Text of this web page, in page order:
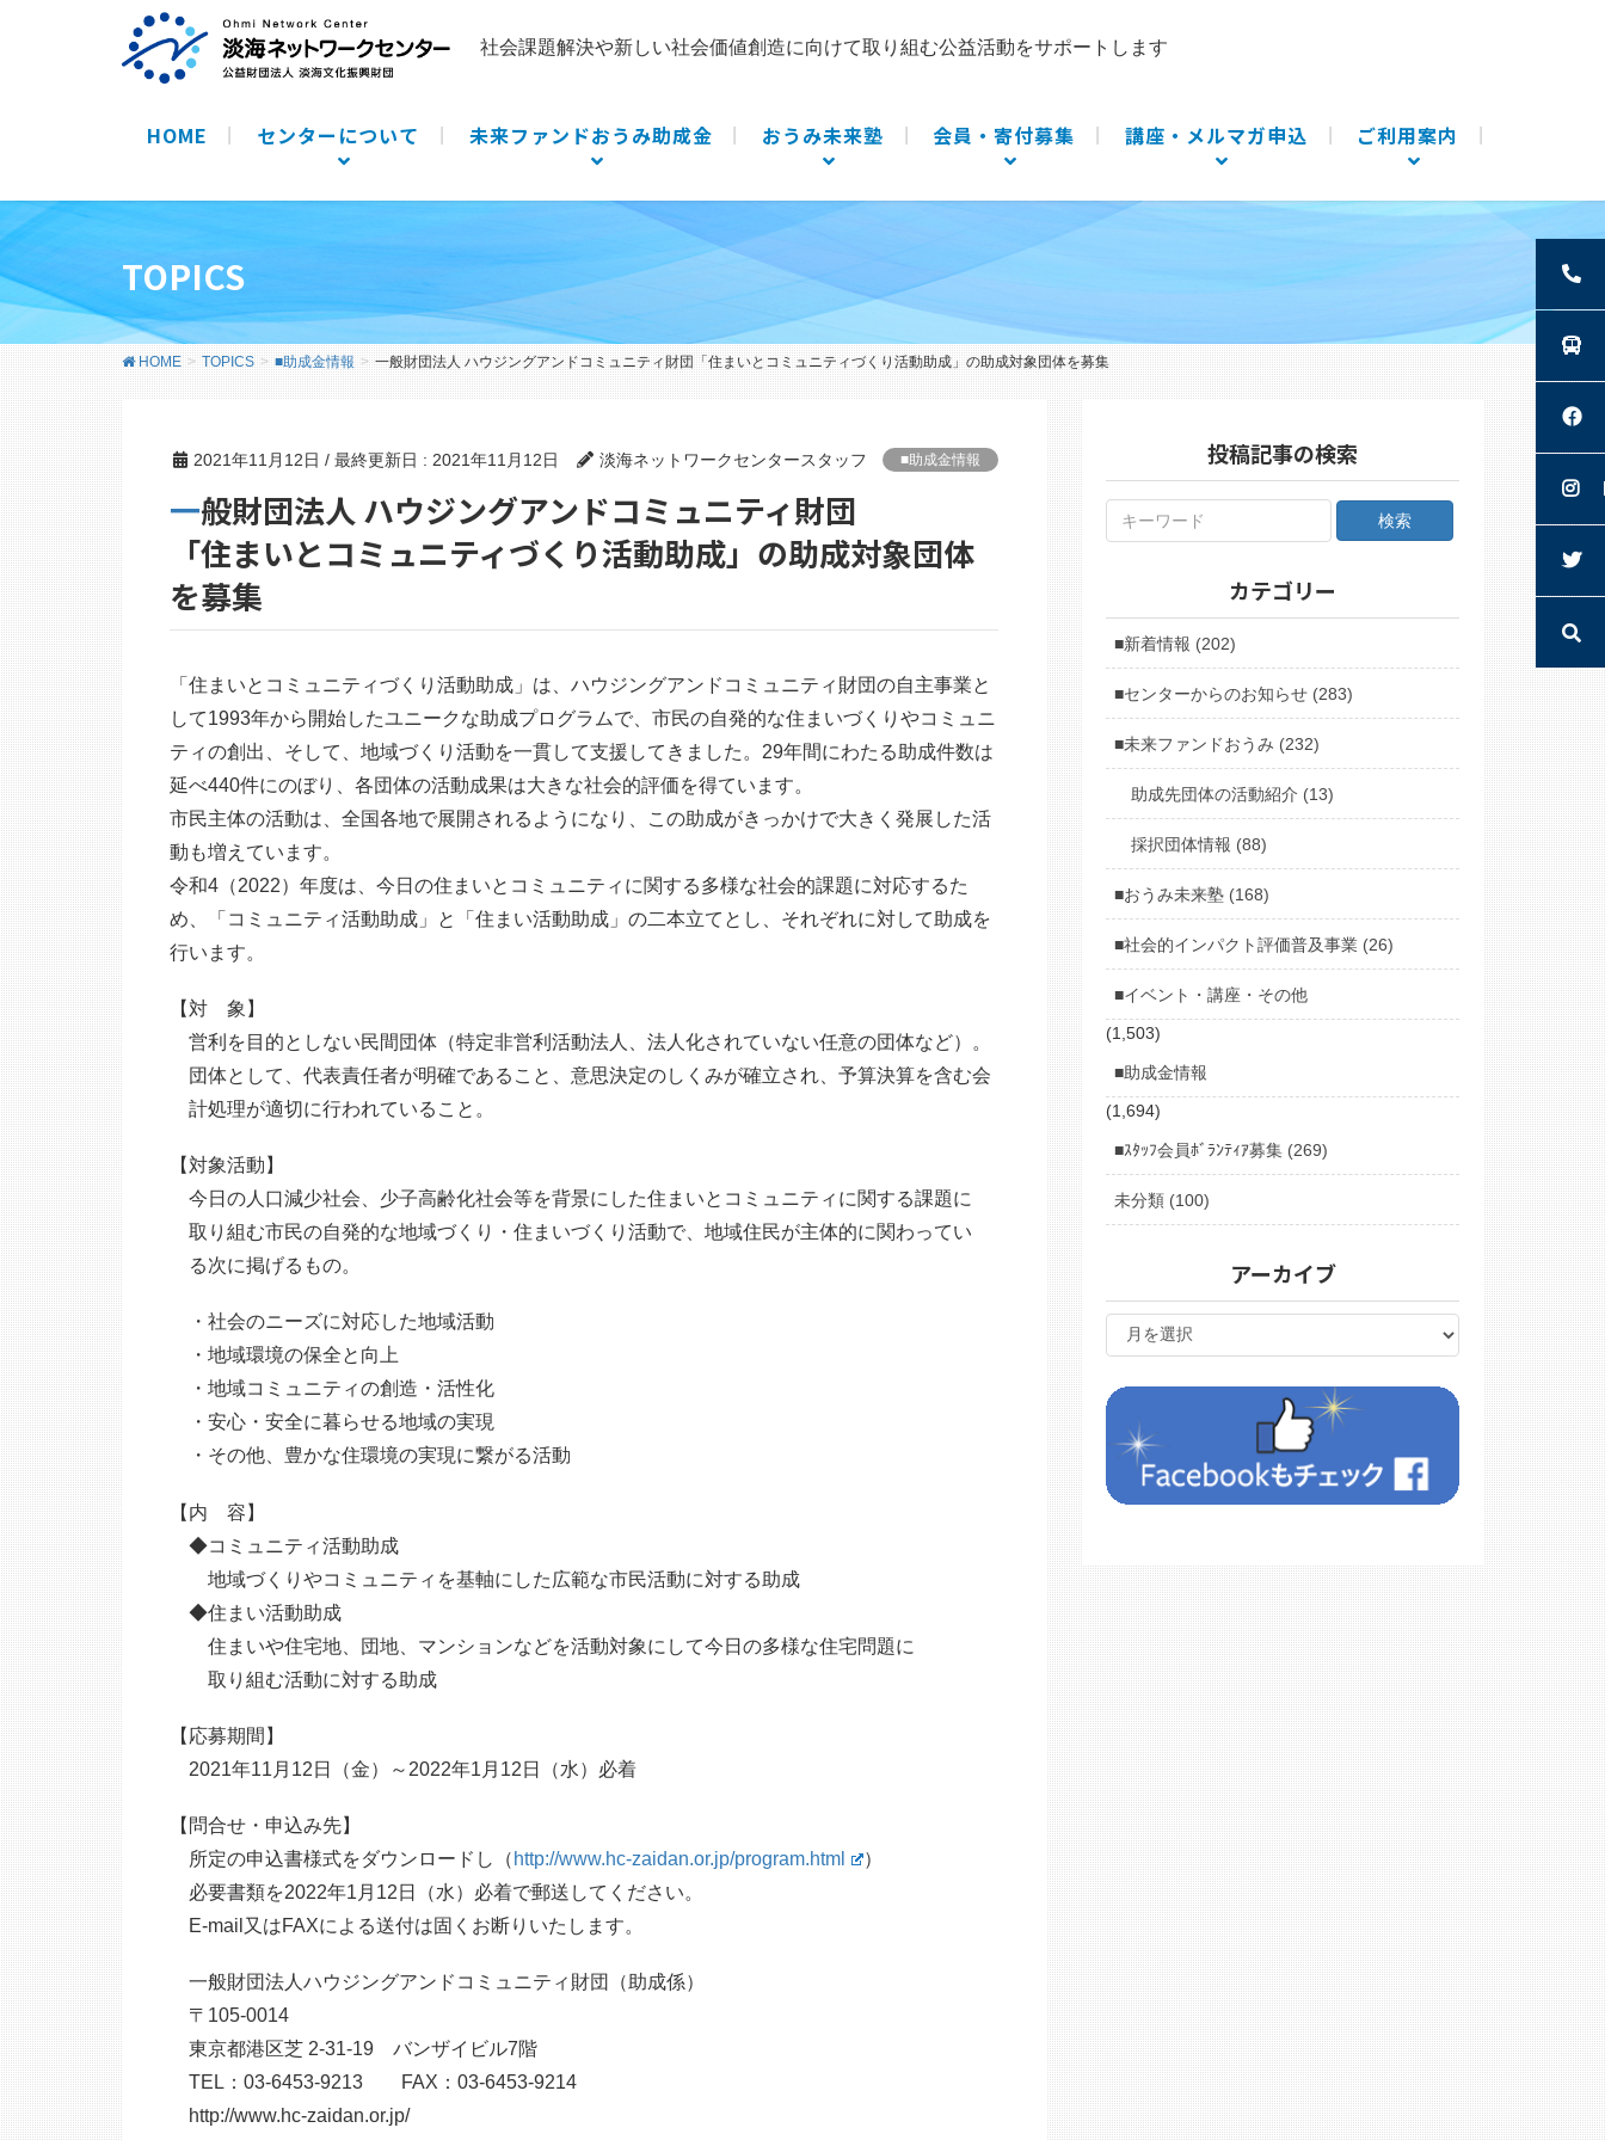
社会課題解決や新しい社会価値創造に向けて取り組む公益活動をサポートします
HOME センターについて 未来ファンドおうみ助成金 おうみ未来塾 会員・寄付募集 講座・メルマガ申込 ご利用案内
TOPICS
HOME TOPICS ■助成金情報 一般財団法人 ハウジングアンドコミュニティ財団「住まいとコミュニティづくり活動助成」の助成対象団体を募集
2021年11月12日 / 最終更新日 : 2021年11月12日 淡海ネットワークセンタースタッフ ■助成金情報
一般財団法人 ハウジングアンドコミュニティ財団
「住まいとコミュニティづくり活動助成」の助成対象団体
を募集
「住まいとコミュニティづくり活動助成」は、ハウジングアンドコミュニティ財団の自主事業と
して1993年から開始したユニークな助成プログラムで、市民の自発的な住まいづくりやコミュニ
ティの創出、そして、地域づくり活動を一貫して支援してきました。29年間にわたる助成件数は
延べ440件にのぼり、各団体の活動成果は大きな社会的評価を得ています。
市民主体の活動は、全国各地で展開されるようになり、この助成がきっかけで大きく発展した活
動も増えています。
令和4（2022）年度は、今日の住まいとコミュニティに関する多様な社会的課題に対応するた
め、「コミュニティ活動助成」と「住まい活動助成」の二本立てとし、それぞれに対して助成を
行います。
【対 象】
営利を目的としない民間団体（特定非営利活動法人、法人化されていない任意の団体など）。
団体として、代表責任者が明確であること、意思決定のしくみが確立され、予算決算を含む会
計処理が適切に行われていること。
【対象活動】
今日の人口減少社会、少子高齢化社会等を背景にした住まいとコミュニティに関する課題に
取り組む市民の自発的な地域づくり・住まいづくり活動で、地域住民が主体的に関わってい
る次に掲げるもの。
・社会のニーズに対応した地域活動
・地域環境の保全と向上
・地域コミュニティの創造・活性化
・安心・安全に暮らせる地域の実現
・その他、豊かな住環境の実現に繋がる活動
【内 容】
◆コミュニティ活動助成
地域づくりやコミュニティを基軸にした広範な市民活動に対する助成
◆住まい活動助成
住まいや住宅地、団地、マンションなどを活動対象にして今日の多様な住宅問題に
取り組む活動に対する助成
【応募期間】
2021年11月12日（金）～2022年1月12日（水）必着
【問合せ・申込み先】
所定の申込書様式をダウンロードし（ http://www.hc-zaidan.or.jp/program.html
）
必要書類を2022年1月12日（水）必着で郵送してください。
E-mail又はFAXによる送付は固くお断りいたします。
一般財団法人ハウジングアンドコミュニティ財団（助成係）
〒105-0014
東京都港区芝 2-31-19 バンザイビル7階
TEL：03-6453-9213 FAX：03-6453-9214
http://www.hc-zaidan.or.jp/
投稿記事の検索
カテゴリー
■新着情報 (202)
■センターからのお知らせ (283)
■未来ファンドおうみ (232)
助成先団体の活動紹介 (13)
採択団体情報 (88)
■おうみ未来塾 (168)
■社会的インパクト評価普及事業 (26)
■イベント・講座・その他
(1,503)
■助成金情報
(1,694)
■ｽﾀｯﾌ会員ﾎﾞﾗﾝﾃｨｱ募集 (269)
未分類 (100)
アーカイブ